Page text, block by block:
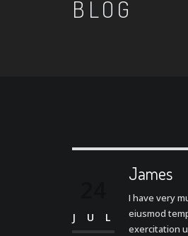
BLOG
JUL
James
I have very
eiusmod
exercitation